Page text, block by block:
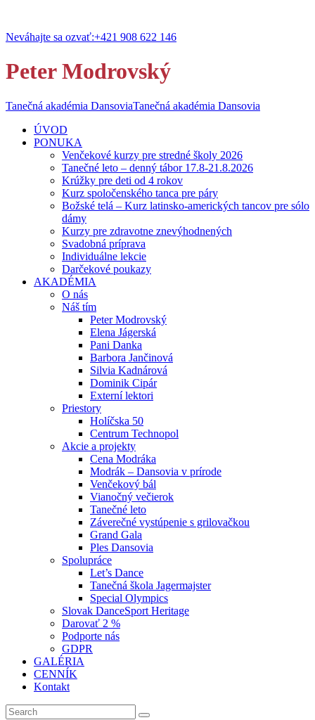
Neváhajte sa ozvať:+421 908 622 146
Peter Modrovský
Tanečná akadémia DansoviaTanečná akadémia Dansovia
ÚVOD
PONUKA
Venčekové kurzy pre stredné školy 2026
Tanečné leto – denný tábor 17.8-21.8.2026
Krúžky pre deti od 4 rokov
Kurz spoločenského tanca pre páry
Božské telá – Kurz latinsko-amerických tancov pre sólo
dámy
Kurzy pre zdravotne znevýhodnených
Svadobná príprava
Individuálne lekcie
Darčekové poukazy
AKADÉMIA
O nás
Náš tím
Peter Modrovský
Elena Jágerská
Pani Danka
Barbora Jančinová
Silvia Kadnárová
Dominik Cipár
Externí lektori
Priestory
Holíčska 50
Centrum Technopol
Akcie a projekty
Cena Modráka
Modrák – Dansovia v prírode
Venčekový bál
Vianočný večierok
Tanečné leto
Záverečné vystúpenie s grilovačkou
Grand Gala
Ples Dansovia
Spolupráce
Let’s Dance
Tanečná škola Jagermajster
Special Olympics
Slovak DanceSport Heritage
Darovať 2 %
Podporte nás
GDPR
GALÉRIA
CENNÍK
Kontakt